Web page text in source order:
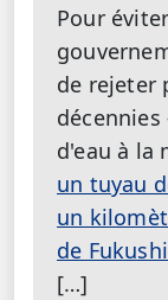
Pour
de rejeter
d'eau à la
un tuyau
un
de
[…]